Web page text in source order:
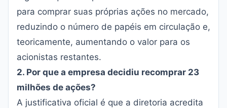
para comprar suas próprias ações no mercado,
reduzindo o número de papéis em circulação e,
teoricamente, aumentando o valor para os
acionistas restantes.
2. Por que a empresa decidiu recomprar 23
milhões de ações?
A justificativa oficial é que a diretoria acredita